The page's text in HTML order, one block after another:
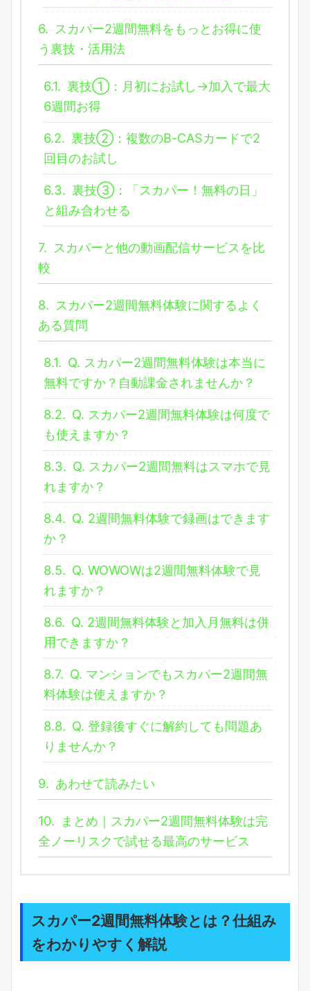
6. スカパー2週間無料をもっとお得に使
う裏技・活用法
6.1. 裏技①：月初にお試し→加入で最大
6週間お得
6.2. 裏技②：複数のB-CASカードで2
回目のお試し
6.3. 裏技③：「スカパー！無料の日」
と組み合わせる
7. スカパーと他の動画配信サービスを比
較
8. スカパー2週間無料体験に関するよく
ある質問
8.1. Q. スカパー2週間無料体験は本当に
無料ですか？自動課金されませんか？
8.2. Q. スカパー2週間無料体験は何度で
も使えますか？
8.3. Q. スカパー2週間無料はスマホで見
れますか？
8.4. Q. 2週間無料体験で録画はできます
か？
8.5. Q. WOWOWは2週間無料体験で見
れますか？
8.6. Q. 2週間無料体験と加入月無料は併
用できますか？
8.7. Q. マンションでもスカパー2週間無
料体験は使えますか？
8.8. Q. 登録後すぐに解約しても問題あ
りませんか？
9. あわせて読みたい
10.
まとめ｜スカパー2週間無料体験は完
全ノーリスクで試せる最高のサービス
スカパー2週間無料体験とは？仕組み
をわかりやすく解説